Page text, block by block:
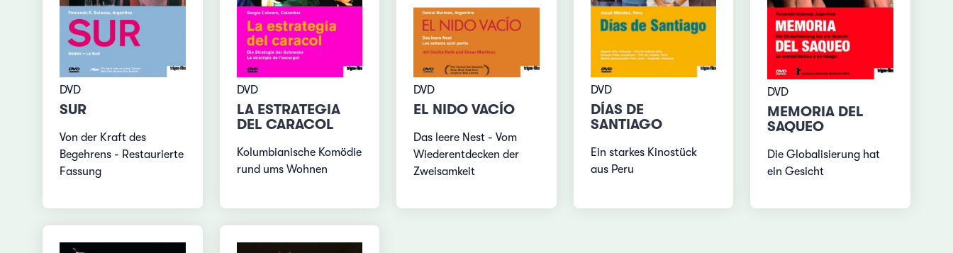
DVD
SUR
Von der Kraft des
Begehrens - Restaurierte
Fassung
DVD
LA ESTRATEGIA
DEL CARACOL
Kolumbianische Komödie
rund ums Wohnen
DVD
EL NIDO VACÍO
Das leere Nest - Vom
Wiederentdecken der
Zweisamkeit
DVD
DÍAS DE
SANTIAGO
Ein starkes Kinostück
aus Peru
DVD
MEMORIA DEL
SAQUEO
Die Globalisierung hat
ein Gesicht